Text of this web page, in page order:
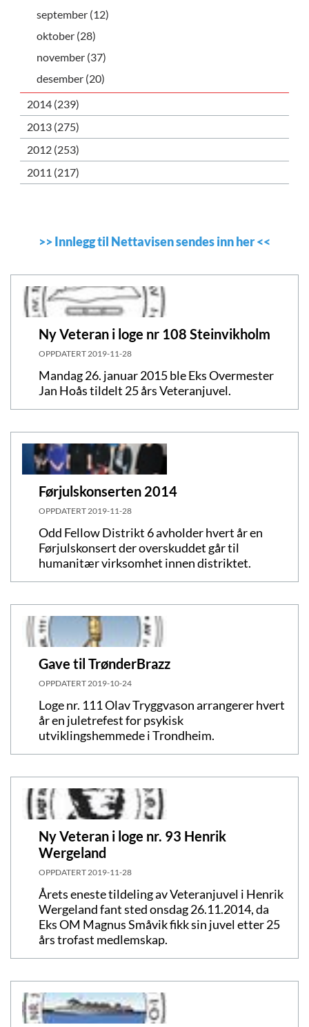
>>Innlegg til Nettavisen sendes inn her<<
Ny Veteran i loge nr 108 Steinvikholm
OPPDATERT 2019-11-28
Mandag 26. januar 2015 ble Eks Overmester
Jan Hoås tildelt 25 års Veteranjuvel.
Førjulskonserten 2014
OPPDATERT 2019-11-28
Odd Fellow Distrikt 6 avholder hvert år en
Førjulskonsert der overskuddet går til
humanitær virksomhet innen distriktet.
Gave til TrønderBrazz
OPPDATERT 2019-10-24
Loge nr. 111 Olav Tryggvason arrangerer hvert
år en juletrefest for psykisk
utviklingshemmede i Trondheim.
Ny Veteran i loge nr. 93 Henrik
Wergeland
OPPDATERT 2019-11-28
Årets eneste tildeling av Veteranjuvel i Henrik
Wergeland fant sted onsdag 26.11.2014, da
Eks OM Magnus Småvik fikk sin juvel etter 25
års trofast medlemskap.
september (12)
oktober (28)
november (37)
desember (20)
2014 (239)
2013 (275)
2012 (253)
2011 (217)